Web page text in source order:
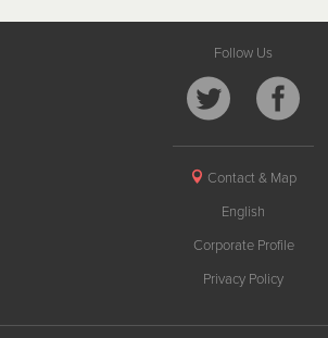
Follow Us
Contact & Map
English
Corporate Profile
Privacy Policy